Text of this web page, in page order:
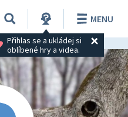
Přihlas se a ukládej si
oblíbené hry a videa.
MENU